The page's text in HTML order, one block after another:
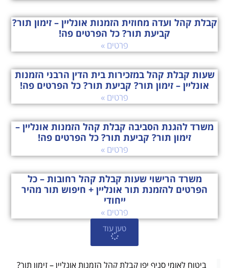
קבלת קהל ועדה מחוזית הזמנות אונליין – זימון תור?
קביעת תור? כל הפרטים פה!
פרטים »
שעות קבלת קהל במזכירות בית הדין הרבני הזמנות
אונליין – זימון תור? קביעת תור? כל הפרטים פה!
פרטים »
משרד להגנת הסביבה קבלת קהל הזמנות אונליין –
זימון תור? קביעת תור? כל הפרטים פה!
פרטים »
משרד הרישוי שעות קבלת קהל רחובות – כל
הפרטים להזמנת תור אונליין + חיפוש תור מהיר
ייחודי
פרטים »
טען עוד
ביטוח לאומי סניף יפו קבלת קהל הזמנות אונליין – זימון תור?